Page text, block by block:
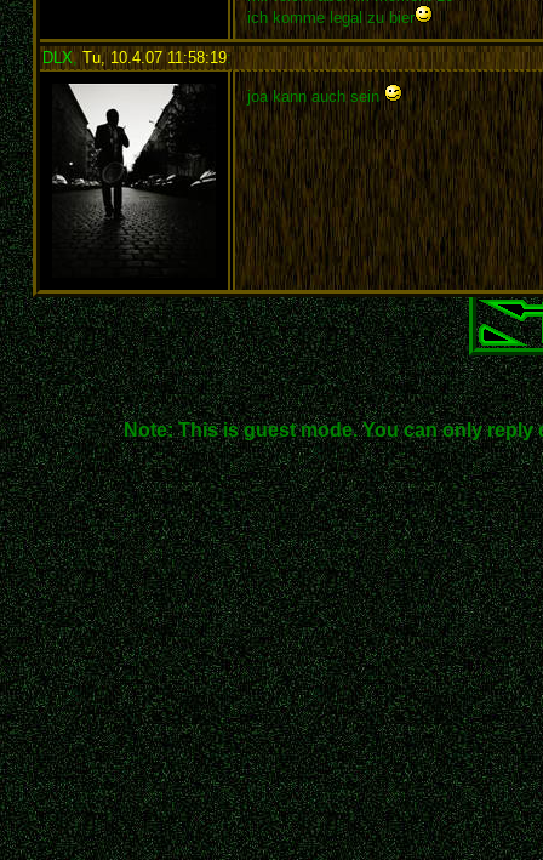
ich komme legal zu bier
DLX, Tu, 10.4.07 11:58:19:
joa kann auch sein
Note: This is guest mode. You can only